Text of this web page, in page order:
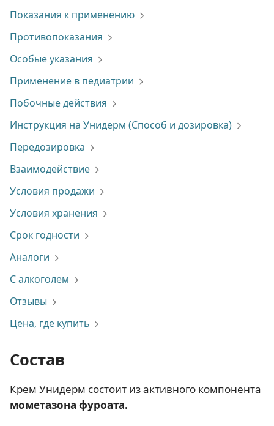
Показания к применению
Противопоказания
Особые указания
Применение в педиатрии
Побочные действия
Инструкция на Унидерм (Способ и дозировка)
Передозировка
Взаимодействие
Условия продажи
Условия хранения
Срок годности
Аналоги
С алкоголем
Отзывы
Цена, где купить
Состав
Крем Унидерм состоит из активного компонента
мометазона фуроата.